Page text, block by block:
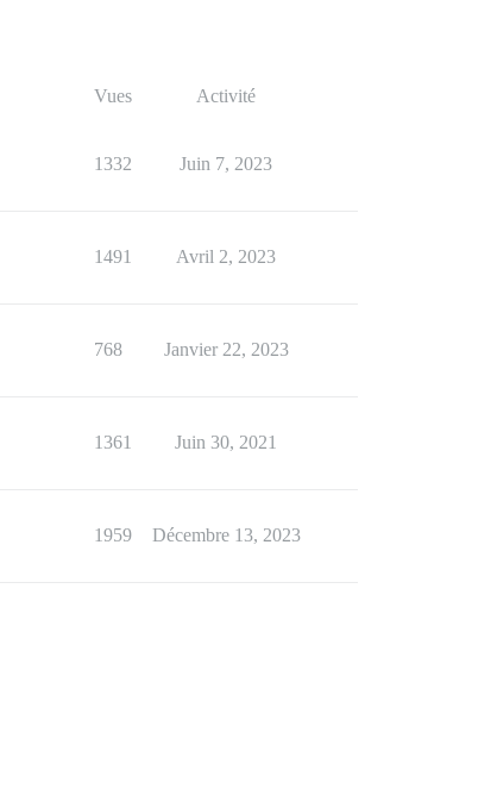
Vues Activité
1332 Juin 7, 2023
1491 Avril 2, 2023
768 Janvier 22, 2023
1361 Juin 30, 2021
1959 Décembre 13, 2023